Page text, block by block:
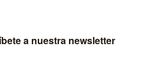
20,00 €